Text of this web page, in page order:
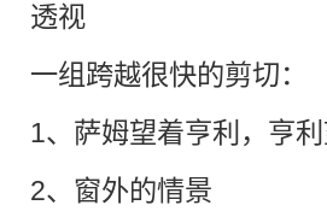
透视
一组跨越很快的剪
1、萨姆望着亨利，
2、窗外的情景